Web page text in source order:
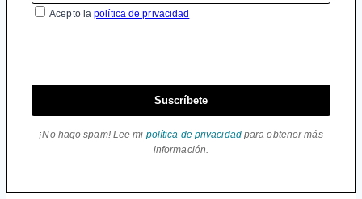
Acepto lapolítica de privacidad
Suscríbete
¡No hago spam! Lee mi política de privacidadpara obtener más
información.